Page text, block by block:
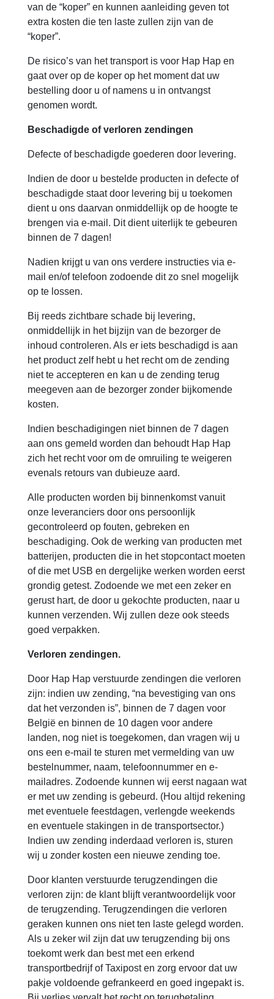
van de “koper” en kunnen aanleiding geven tot
extra kosten die ten laste zullen zijn van de
“koper”.
De risico’s van het transport is voor Hap Hap en
gaat over op de koper op het moment dat uw
bestelling door u of namens u in ontvangst
genomen wordt.
Beschadigde of verloren zendingen
Defecte of beschadigde goederen door levering.
Indien de door u bestelde producten in defecte of
beschadigde staat door levering bij u toekomen
dient u ons daarvan onmiddellijk op de hoogte te
brengen via e-mail. Dit dient uiterlijk te gebeuren
binnen de 7 dagen!
Nadien krijgt u van ons verdere instructies via e-
mail en/of telefoon zodoende dit zo snel mogelijk
op te lossen.
Bij reeds zichtbare schade bij levering,
onmiddellijk in het bijzijn van de bezorger de
inhoud controleren. Als er iets beschadigd is aan
het product zelf hebt u het recht om de zending
niet te accepteren en kan u de zending terug
meegeven aan de bezorger zonder bijkomende
kosten.
Indien beschadigingen niet binnen de 7 dagen
aan ons gemeld worden dan behoudt Hap Hap
zich het recht voor om de omruiling te weigeren
evenals retours van dubieuze aard.
Alle producten worden bij binnenkomst vanuit
onze leveranciers door ons persoonlijk
gecontroleerd op fouten, gebreken en
beschadiging. Ook de werking van producten met
batterijen, producten die in het stopcontact moeten
of die met USB en dergelijke werken worden eerst
grondig getest. Zodoende we met een zeker en
gerust hart, de door u gekochte producten, naar u
kunnen verzenden. Wij zullen deze ook steeds
goed verpakken.
Verloren zendingen.
Door Hap Hap verstuurde zendingen die verloren
zijn: indien uw zending, “na bevestiging van ons
dat het verzonden is”, binnen de 7 dagen voor
België en binnen de 10 dagen voor andere
landen, nog niet is toegekomen, dan vragen wij u
ons een e-mail te sturen met vermelding van uw
bestelnummer, naam, telefoonnummer en e-
mailadres. Zodoende kunnen wij eerst nagaan wat
er met uw zending is gebeurd. (Hou altijd rekening
met eventuele feestdagen, verlengde weekends
en eventuele stakingen in de transportsector.)
Indien uw zending inderdaad verloren is, sturen
wij u zonder kosten een nieuwe zending toe.
Door klanten verstuurde terugzendingen die
verloren zijn: de klant blijft verantwoordelijk voor
de terugzending. Terugzendingen die verloren
geraken kunnen ons niet ten laste gelegd worden.
Als u zeker wil zijn dat uw terugzending bij ons
toekomt werk dan best met een erkend
transportbedrijf of Taxipost en zorg ervoor dat uw
pakje voldoende gefrankeerd en goed ingepakt is.